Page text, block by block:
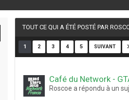
TOUT CE QUI A ÉTÉ POSTÉ PAR
1 2 3 4 5 SUIVANT
Café du Network -
Roscoe a répondu à un